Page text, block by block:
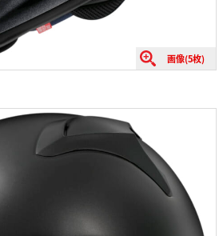
画像(5枚)